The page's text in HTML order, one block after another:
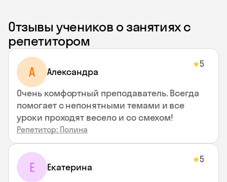
Отзывы учеников о занятиях с
репетитором
A Aлександра
★5
Очень комфортный преподаватель. Всегда
помогает с непонятными темами и все
уроки проходят весело и со смехом!
Репетитор: Полина
Е Екатерина
★5